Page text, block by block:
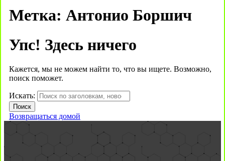
Метка: Антонио Боршич
Упс! Здесь ничего
Кажется, мы не можем найти то, что вы ищете. Возможно,
поиск поможет.
Искать:
Возвращаться домой